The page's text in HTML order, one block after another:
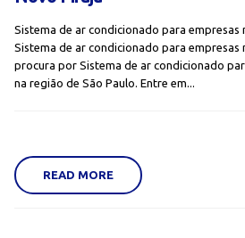
Sistema de ar condicionado para
Sistema de ar condicionado para empresas
procura por Sistema de ar condicionado
na região de São Paulo. Entre em...
READ MORE